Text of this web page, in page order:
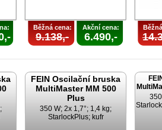
Běžná cena:
9.138,-
Akční cena:
6.490,-
FEIN Oscilační bruska
MultiMaster MM 500
Plus
350 W; 2x 1,7°; 1,4 kg;
StarlockPlus; kufr